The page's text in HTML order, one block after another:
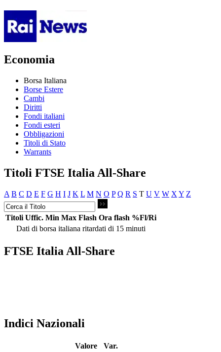
Economia
Borsa Italiana
Borse Estere
Cambi
Diritti
Fondi italiani
Fondi esteri
Obbligazioni
Titoli di Stato
Warrants
Titoli FTSE Italia All-Share
A B C D E F G H I J K L M N O P Q R S T U V W X Y Z
Titoli Uffic. Min Max Flash Ora flash %Fl/Ri
Dati di borsa italiana ritardati di 15 minuti
FTSE Italia All-Share
Indici Nazionali
Valore
Var.